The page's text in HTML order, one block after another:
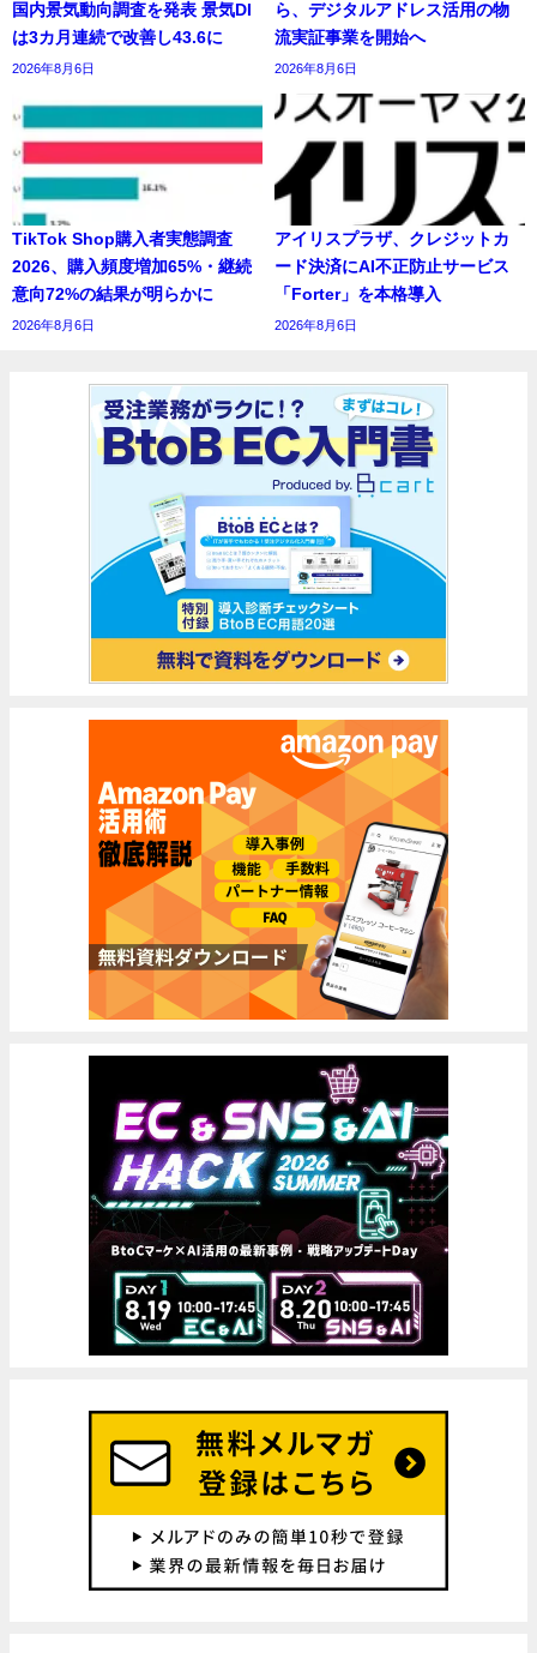
国内景気動向調査を発表 景気DI
は3カ月連続で改善し43.6に
2026年8月6日
ら、デジタルアドレス活用の物
流実証事業を開始へ
2026年8月6日
TikTok Shop購入者実態調査
2026、購入頻度増加65%・継続
意向72%の結果が明らかに
2026年8月6日
アイリスプラザ、クレジットカ
ード決済にAI不正防止サービス
「Forter」を本格導入
2026年8月6日